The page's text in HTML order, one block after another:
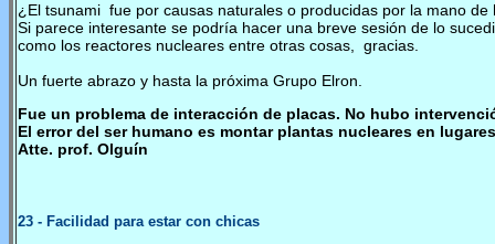
¿El tsunami fue por causas naturales o producidas por la mano de
Si parece interesante se podría hacer una breve sesión de lo
como los reactores nucleares entre otras cosas, gracias.
Un fuerte abrazo y hasta la próxima Grupo Elron.
Fue un problema de interacción de placas. No hubo
El error del ser humano es montar plantas nucleares en
Atte. prof. Olguín
23 - Facilidad para estar con chicas